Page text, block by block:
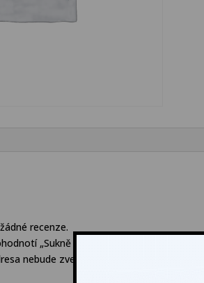
recenze.
„Sukně – pracovní“
nebude zveřejněna.